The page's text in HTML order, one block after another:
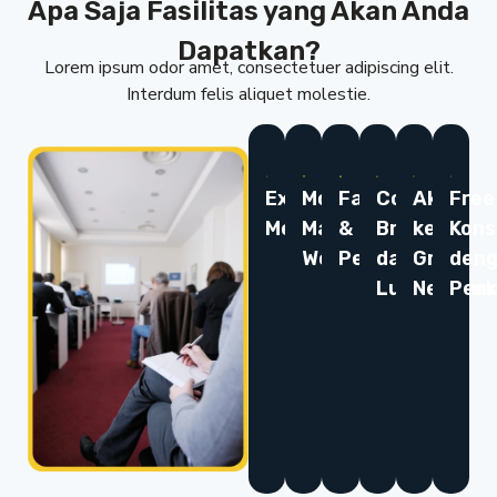
Apa Saja Fasilitas yang Akan Anda
Dapatkan?
Lorem ipsum odor amet, consectetuer adipiscing elit.
Interdum felis aliquet molestie.
Expert
Mentor
Modul
Materi
Workshop
Fasilitator
&
Pendamping
Coffee
Break
dan
Lunch
Akses
ke
Grup
Free